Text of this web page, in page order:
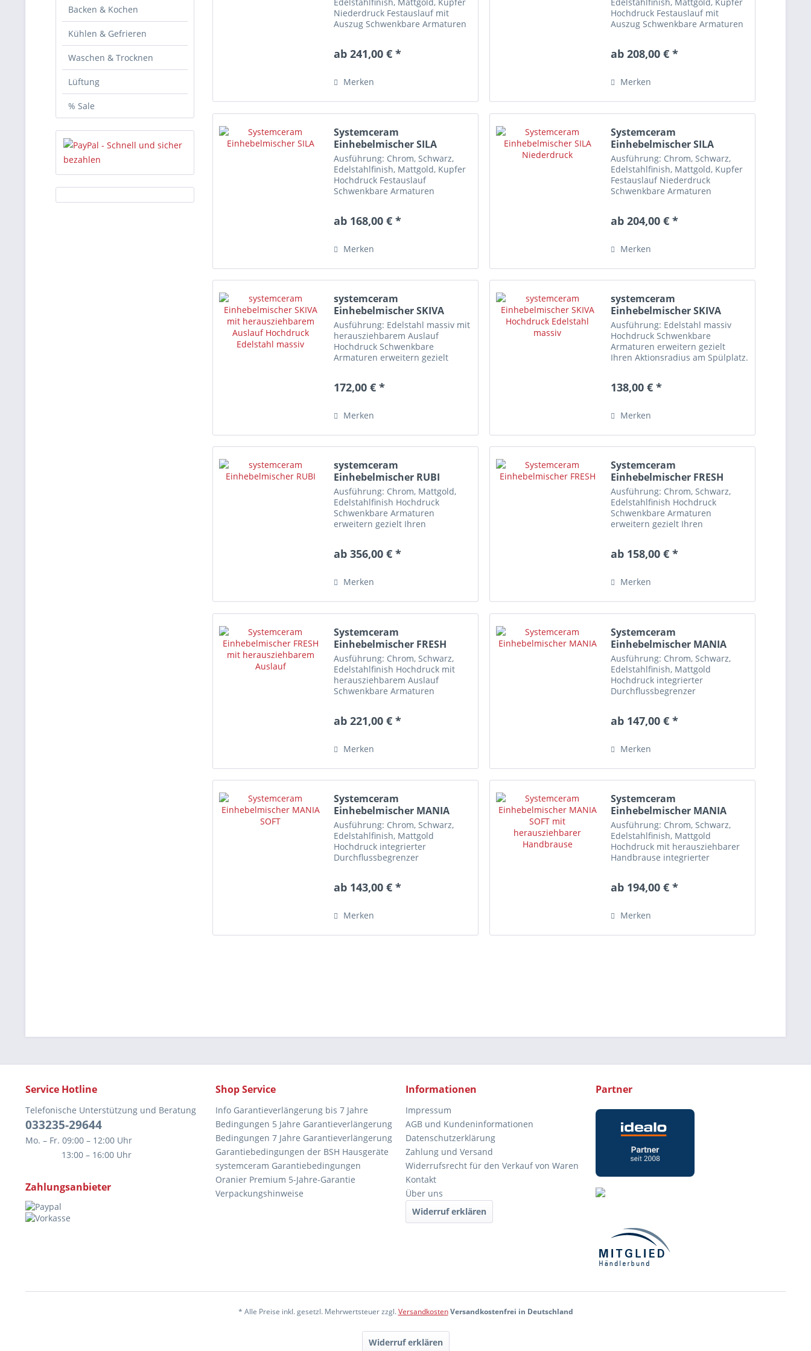
Backen & Kochen
Kühlen & Gefrieren
Waschen & Trocknen
Lüftung
% Sale
Edelstahlfinish, Mattgold, Kupfer
Niederdruck Festauslauf mit
Auszug Schwenkbare Armaturen
Diese Armatur ist NICHT für
Merkmale...
ab 241,00 € *
Merken
Edelstahlfinish, Mattgold, Kupfer
Hochdruck Festauslauf mit
Auszug Schwenkbare Armaturen
Diese Armatur ist NICHT für
Merkmale...
ab 208,00 € *
Merken
Systemceram
Einhebelmischer SILA
Ausführung: Chrom, Schwarz,
Edelstahlfinish, Mattgold, Kupfer
Hochdruck Festauslauf
Schwenkbare Armaturen
Diese Armatur ist NICHT für
Merkmale Einlochmontage...
ab 168,00 € *
Merken
Systemceram
Einhebelmischer SILA
Niederdruck
Ausführung: Chrom, Schwarz,
Edelstahlfinish, Mattgold, Kupfer
Festauslauf Niederdruck
Schwenkbare Armaturen
Diese Armatur ist NICHT für
Merkmale...
ab 204,00 € *
Merken
systemceram
Einhebelmischer SKIVA
mit...
Ausführung: Edelstahl massiv mit
herausziehbarem Auslauf
Hochdruck Schwenkbare
Armaturen erweitern gezielt
Vorfenstermontage geeignet!
Schwenkbereich:...
172,00 € *
Merken
systemceram
Einhebelmischer SKIVA
Hochdruck...
Ausführung: Edelstahl massiv
Hochdruck Schwenkbare
Armaturen erweitern gezielt
Ihren Aktionsradius am Spülplatz.
Merkmale Einlochmontage
Kartusche:...
138,00 € *
Merken
systemceram
Einhebelmischer RUBI
Ausführung: Chrom, Mattgold,
Edelstahlfinish Hochdruck
Schwenkbare Armaturen
erweitern gezielt Ihren
Vorfenstermontage geeignet!
Schwenkbereich: 360°...
ab 356,00 € *
Merken
Systemceram
Einhebelmischer FRESH
Ausführung: Chrom, Schwarz,
Edelstahlfinish Hochdruck
Schwenkbare Armaturen
erweitern gezielt Ihren
Vorfenstermontage geeignet!
Schwenkbereich: 360° Material...
ab 158,00 € *
Merken
Systemceram
Einhebelmischer FRESH
mit...
Ausführung: Chrom, Schwarz,
Edelstahlfinish Hochdruck mit
herausziehbarem Auslauf
Schwenkbare Armaturen
Diese Armatur ist NICHT für
Merkmale Einlochmontage...
ab 221,00 € *
Merken
Systemceram
Einhebelmischer MANIA
Ausführung: Chrom, Schwarz,
Edelstahlfinish, Mattgold
Hochdruck integrierter
Durchflussbegrenzer
Aktionsradius am Spülplatz. Mit
Durchflussbegrenzer lässt sich
bis zu 50 %...
ab 147,00 € *
Merken
Systemceram
Einhebelmischer MANIA
SOFT
Ausführung: Chrom, Schwarz,
Edelstahlfinish, Mattgold
Hochdruck integrierter
Durchflussbegrenzer
Aktionsradius am Spülplatz. Mit
Durchflussbegrenzer lässt sich
ab 143,00 € *
Merken
Systemceram
Einhebelmischer MANIA
SOFT mit...
Ausführung: Chrom, Schwarz,
Edelstahlfinish, Mattgold
Hochdruck mit herausziehbarer
Handbrause integrierter
erweitern gezielt Ihren
dem integrierten...
ab 194,00 € *
Merken
Service Hotline
Telefonische Unterstützung und Beratung
033235-29644
Mo. – Fr. 09:00 – 12:00 Uhr
13:00 – 16:00 Uhr
Zahlungsanbieter
Shop Service
Info Garantieverlängerung bis 7 Jahre
Bedingungen 5 Jahre Garantieverlängerung
Bedingungen 7 Jahre Garantieverlängerung
Garantiebedingungen der BSH Hausgeräte
systemceram Garantiebedingungen
Oranier Premium 5-Jahre-Garantie
Verpackungshinweise
Informationen
Impressum
AGB und Kundeninformationen
Datenschutzerklärung
Zahlung und Versand
Widerrufsrecht für den Verkauf von Waren
Kontakt
Über uns
Widerruf erklären
Partner
* Alle Preise inkl. gesetzl. Mehrwertsteuer zzgl.Versandkosten Versandkostenfrei in Deutschland
Widerruf erklären